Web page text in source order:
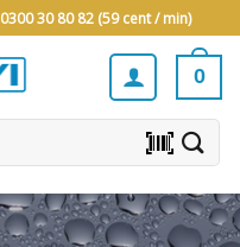
0300 30 80 82 (59 cent / min)
0
barcode_scanner